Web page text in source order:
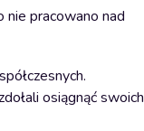
nie pracowano nad
osiągnąć swoich